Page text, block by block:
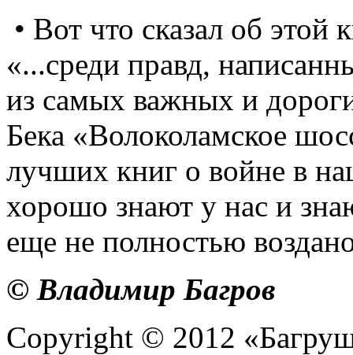
• Вот что сказал об
«...среди правд,
из самых важных и
Бека «Волоколамское
лучших книг о войне в
хорошо знают у нас и
еще не полностью
© Владимир Багров
Copyright © 2012